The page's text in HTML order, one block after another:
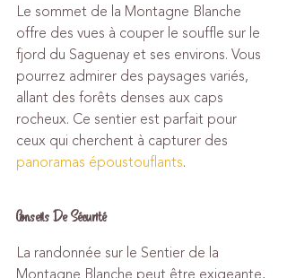
Le sommet de la Montagne Blanche
offre des vues à couper le souffle sur le
fjord du Saguenay et ses environs. Vous
pourrez admirer des paysages variés,
allant des forêts denses aux caps
rocheux. Ce sentier est parfait pour
ceux qui cherchent à capturer des
panoramas époustouflants.
Conseils De Sécurité
La randonnée sur le Sentier de la